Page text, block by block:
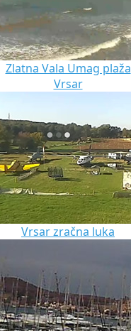
Zlatna Vala Umag plaža
Vrsar
Vrsar zračna luka